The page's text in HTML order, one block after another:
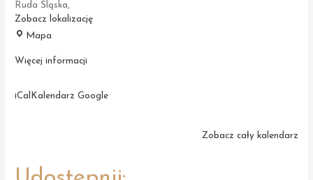
Ruda Śląska,
Zobacz lokalizację
Mapa
Pawła
Więcej informacji
iCal Kalendarz Google
Zobacz cały kalendarz